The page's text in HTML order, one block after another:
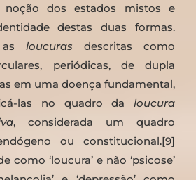
dos estados mistos e
destas duas formas.
as loucuras descritas como
periódicas, de dupla
em uma doença fundamental,
las no quadro da loucura
, considerada um quadro
ou constitucional.[9]
como ‘loucura’ e não ‘psicose’